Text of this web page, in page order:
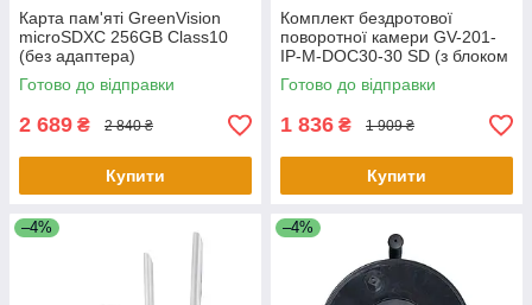
Карта пам'яті GreenVision
microSDXC 256GB Class10
(без адаптера)
Готово до відправки
2 689 ₴ 2 840 ₴
Купити
Комплект бездротової
поворотної камери GV-201-
IP-M-DOС30-30 SD (з блоком
живлення)
Готово до відправки
1 836 ₴ 1 909 ₴
Купити
–4% –4%